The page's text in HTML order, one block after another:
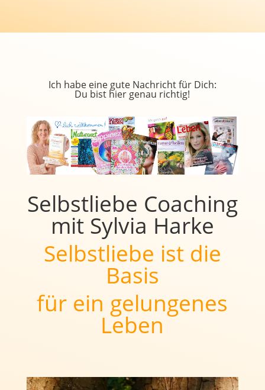
Ich habe eine gute Nachricht für Dich:
Du bist hier genau richtig!
Selbstliebe Coaching
mit Sylvia Harke
Selbstliebe ist die
Basis
für ein gelungenes
Leben